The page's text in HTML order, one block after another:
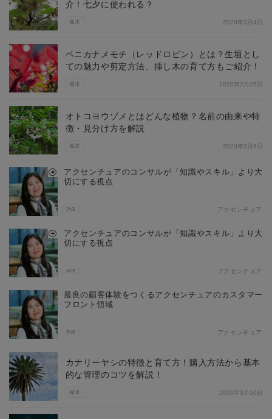
樹木
介！七夕に使われる？
2020年3月4日
樹木
ベニカナメモチ（レッドロビン）とは？生垣とし
ての魅力や剪定方法、挿し木の育て方もご紹介！
2020年2月25日
樹木
オトコヨウゾメとはどんな植物？名前の由来や特
徴・見分け方を解説
2020年3月6日
アクセンチュアのコンサルが「知識やスキル」より大
切にする視点
PR アクセンチュア
アクセンチュアのコンサルが「知識やスキル」より大
切にする視点
PR アクセンチュア
最良の顧客体験をつくるアクセンチュアのカスタマー
フロント領域
PR アクセンチュア
樹木
カナリーヤシの特徴と育て方！購入方法から基本
的な管理のコツを解説！
2020年3月10日